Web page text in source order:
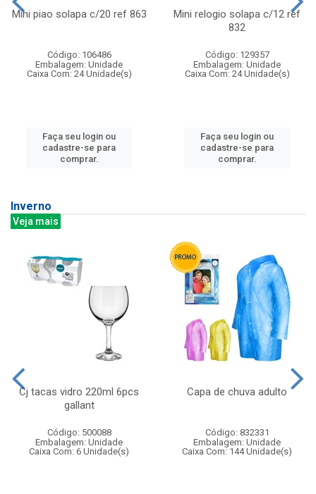
Mini piao solapa c/20 ref 863
Código: 106486
Embalagem: Unidade
Caixa Com: 24 Unidade(s)
Faça seu login ou
cadastre-se para
comprar.
Mini relogio solapa c/12 ref
832
Código: 129357
Embalagem: Unidade
Caixa Com: 24 Unidade(s)
Faça seu login ou
cadastre-se para
comprar.
Inverno
Veja mais
Cj tacas vidro 220ml 6pcs
gallant
Código: 500088
Embalagem: Unidade
Caixa Com: 6 Unidade(s)
Capa de chuva adulto
Código: 832331
Embalagem: Unidade
Caixa Com: 144 Unidade(s)